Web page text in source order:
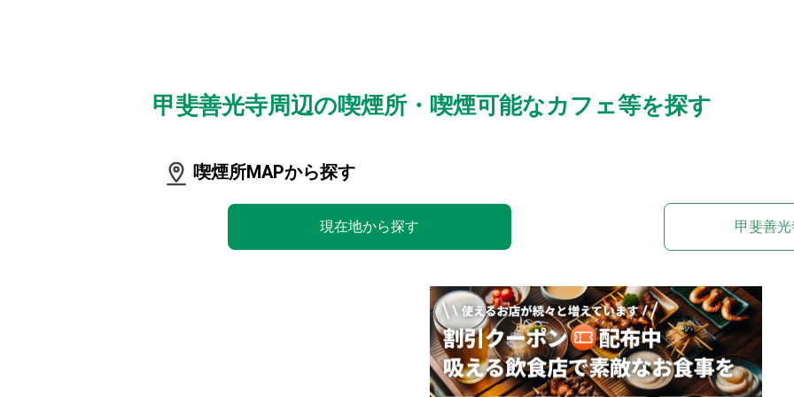
甲斐善光寺周辺の喫煙所・喫煙可能なカフェ等を探す
喫煙所MAPから探す
現在地から探す 甲斐善